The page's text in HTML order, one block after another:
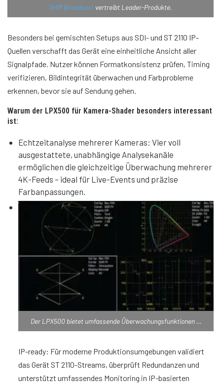
SHM Broadcast vertreibt Leader-Produkte.
Besonders bei gemischten Setups aus SDI- und ST 2110 IP-
Quellen verschafft das Gerät eine einheitliche Ansicht aller
Signalpfade. Nutzer können Formatkonsistenz prüfen, Timing
verifizieren, Bildintegrität überwachen und Farbprobleme
erkennen, bevor sie auf Sendung gehen.
Warum der LPX500 für Kamera-Shader besonders interessant
ist:
Echtzeitanalyse mehrerer Kameras: Vier voll
ausgestattete, unabhängige Analysekanäle
ermöglichen die gleichzeitige Überwachung mehrerer
4K-Feeds – ideal für Live-Events und präzise
Farbanpassungen.
Der LPX500 bietet umfassende Überwachungsfunktionen …
IP-ready: Für moderne Produktionsumgebungen validiert
das Gerät ST 2110-Streams, überprüft Redundanzen und
unterstützt umfassendes Monitoring in IP-basierten